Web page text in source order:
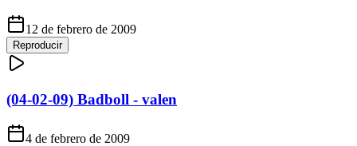
12 de febrero de 2009
Reproducir
(04-02-09) Badboll - valen
4 de febrero de 2009